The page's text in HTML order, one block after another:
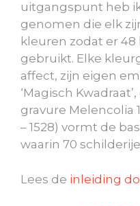
uitgangspunt heb
genomen die elk
kleuren zodat er
gebruikt. Elke
affect, zijn eigen
‘Magisch
gravure Melencolia
– 1528) vormt de
waarin 70
Lees de inleiding